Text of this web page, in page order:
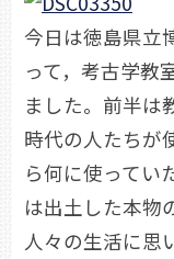
今日は徳島県立
って，考古学教
ました。前半は
時代の人たちが
ら何に使ってい
は出土した本物
人々の生活に思